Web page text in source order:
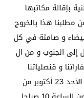
بإقالة مكاتبها
مطلبنا هذا بالخروج
و صامتة في كل
إلى الجنوب و من ال
و قنصلياتنا
الموجودة بالخارج و ذلك يوم الأحد 23 أكتوبر من